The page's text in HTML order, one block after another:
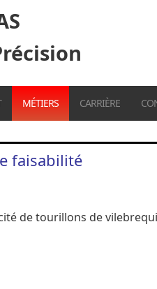
MÉTIERS CARRIÈRE
faisabilité
de tourillons de